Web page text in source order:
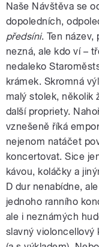
Naše Návštěva se
dopoledních,
předsíni. Ten název,
nezná, ale kdo ví –
nedaleko
krámek. Skromná
malý stolek, několik
další propriety.
vznešeně říká
nejenom natáčet
koncertovat. Sice
kávou, koláčky a
D dur nenabídne,
jednoho ranního
ale i neznámých
slavný violoncellový